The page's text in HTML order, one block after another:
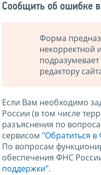
Сообщить об ошибке в
Форма
некорректной
редактору
Если Вам необходимо
России (в том числе
разъяснения по
сервисом "Обратиться
По вопросам
обеспечения ФНС
поддержки".